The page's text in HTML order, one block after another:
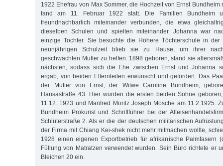
1922 Ehefrau von Max Sommer, die Hochzeit von Ernst Bundheim
fand am 11. Februar 1922 statt. Die Familien Bundheim
freundnachbarlich miteinander verbunden, die etwa
dieselben Schulen und spielten miteinander. Johanna war
einzige Tochter. Sie besuchte die Höhere Töchterschule in der
neunjährigen Schulzeit blieb sie zu Hause, um ihrer
geschwächten Mutter zu helfen. 1898 geboren, stand sie
nächsten, sodass sich die Ehe zwischen Ernst und Johanna
ergab, von beiden Elternteilen erwünscht und gefördert. Das
der Mutter von Ernst, der Witwe Caroline Bundheim,
Hansastraße 43. Hier wurden die ersten beiden Söhne
11.12. 1923 und Manfred Moritz Joseph Mosche am 11.2.1925.
Bundheim Prokurist und Schriftführer bei der
Schlüterstraße 2. Als er die der deutschen militärischen
der Firma mit Chiang Kei-shek nicht mehr mitmachen wollte,
1928 einen eigenen Exportbetrieb für afrikanische Palmfasern
Füllung von Matratzen verwendet wurden. Sein Büro richtete er
Bleichen 20 ein.